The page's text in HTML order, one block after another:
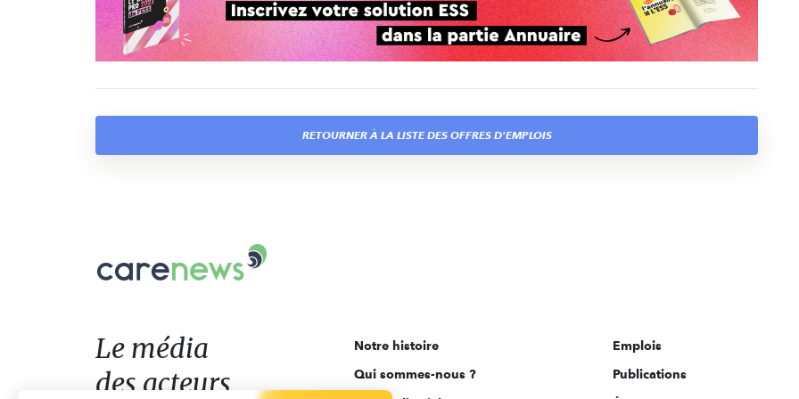
RETOURNER À LA LISTE DES OFFRES D'EMPLOIS
Le
acteurs
de
l'engagement
Le média
des acteurs
Notre histoire
Qui sommes-nous ?
Emplois
Publications